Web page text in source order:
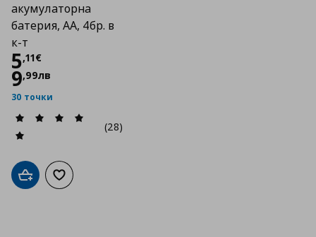
акумулаторна
батерия, АА, 4бр. в
к-т
5,11€
Цена
9,99лв
30 точки
(28)
Добави в кошницата
Добави към списъка с любими